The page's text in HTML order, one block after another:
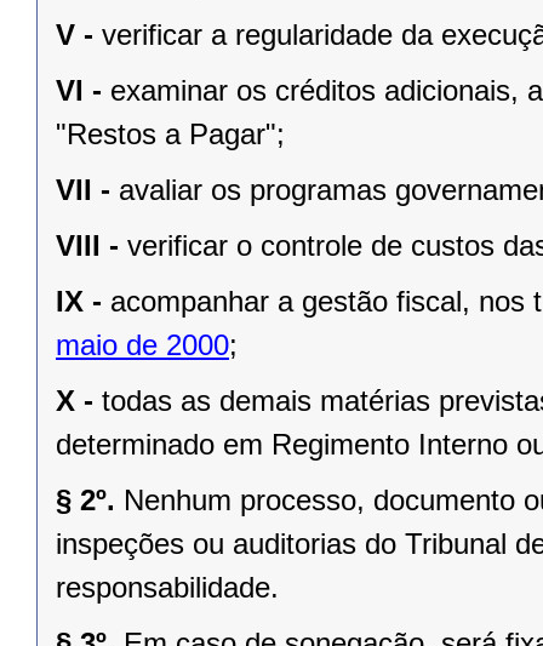
V - verificar a regularidade da
VI - examinar os créditos adicionais,
"Restos a Pagar";
VII - avaliar os programas
VIII - verificar o controle de custos
IX - acompanhar a gestão fiscal, nos
maio de 2000;
X - todas as demais matérias
determinado em Regimento Interno
§ 2º. Nenhum processo, documento
inspeções ou auditorias do Tribunal
responsabilidade.